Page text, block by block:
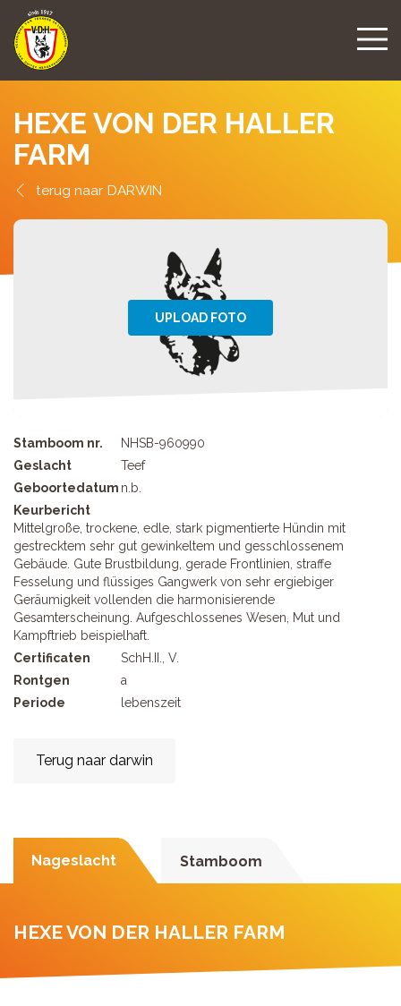
HEXE VON DER HALLER
FARM
DARWIN
Stamboom nr.
NHSB-960990
Geslacht
Teef
Geboortedatum n.b.
Keurbericht
Mittelgroße, trockene, edle, stark pigmentierte Hündin mit
gestrecktem sehr gut gewinkeltem und gesschlossenem
Gebäude. Gute Brustbildung, gerade Frontlinien, straffe
Fesselung und flüssiges Gangwerk von sehr ergiebiger
Geräumigkeit vollenden die harmonisierende
Gesamterscheinung. Aufgeschlossenes Wesen, Mut und
Kampftrieb beispielhaft.
Certificaten
SchH.II., V.
Rontgen
a
Periode
lebenszeit
Terug naar darwin
Nageslacht Stamboom
HEXE VON DER HALLER FARM